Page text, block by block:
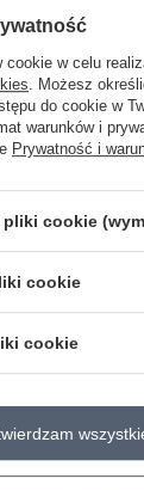
5906694128622
5906694128639
SIĘ I
pomożemy.
w celu
. Możesz
do cookie w
warunków i
Prywatność i
cookie
cookie
cookie